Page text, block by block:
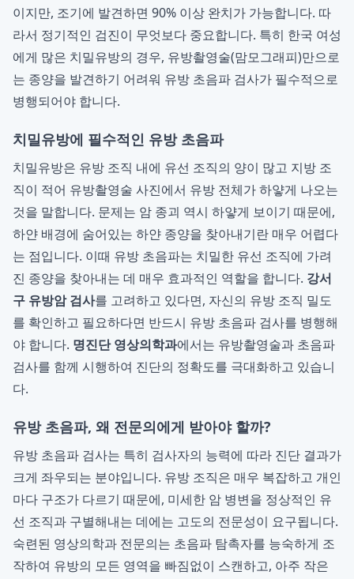
이지만, 조기에 발견하면 90% 이상 완치가 가능합니다. 따
라서 정기적인 검진이 무엇보다 중요합니다. 특히 한국 여성
에게 많은 치밀유방의 경우, 유방촬영술(맘모그래피)만으로
는 종양을 발견하기 어려워 유방 초음파 검사가 필수적으로
병행되어야 합니다.
치밀유방에 필수적인 유방 초음파
치밀유방은 유방 조직 내에 유선 조직의 양이 많고 지방 조
직이 적어 유방촬영술 사진에서 유방 전체가 하얗게 나오는
것을 말합니다. 문제는 암 종괴 역시 하얗게 보이기 때문에,
하얀 배경에 숨어있는 하얀 종양을 찾아내기란 매우 어렵다
는 점입니다. 이때 유방 초음파는 치밀한 유선 조직에 가려
진 종양을 찾아내는 데 매우 효과적인 역할을 합니다. 강서
구 유방암 검사를 고려하고 있다면, 자신의 유방 조직 밀도
를 확인하고 필요하다면 반드시 유방 초음파 검사를 병행해
야 합니다. 명진단 영상의학과에서는 유방촬영술과 초음파
검사를 함께 시행하여 진단의 정확도를 극대화하고 있습니
다.
유방 초음파, 왜 전문의에게 받아야 할까?
유방 초음파 검사는 특히 검사자의 능력에 따라 진단 결과가
크게 좌우되는 분야입니다. 유방 조직은 매우 복잡하고 개인
마다 구조가 다르기 때문에, 미세한 암 병변을 정상적인 유
선 조직과 구별해내는 데에는 고도의 전문성이 요구됩니다.
숙련된 영상의학과 전문의는 초음파 탐촉자를 능숙하게 조
작하여 유방의 모든 영역을 빠짐없이 스캔하고, 아주 작은